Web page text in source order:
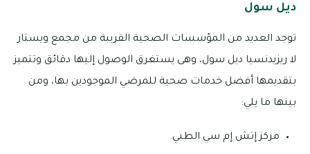
ديل سول
توجد العديد من المؤسسات الصحية القريبة من مجمع ويستار
لا ريزيدنسيا ديل سول، وهى يستغرق الوصول إليها دقائق وتتميز
بتقديمها أفضل خدمات صحية للمرضي الموجودين بها، ومن
بينها ما يلي:
مركز إتش إم سي الطبي.